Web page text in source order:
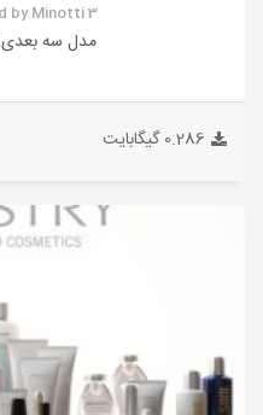
by Minotti 3
مدل سه بعدی
0.286 گیگابایت